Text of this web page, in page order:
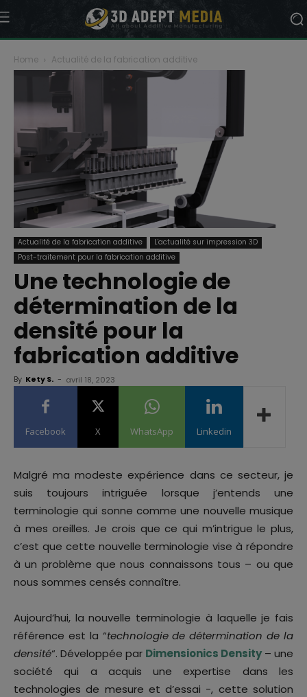
Home Actualité de la fabrication additive
Actualité de la fabrication additive
L'actualité sur impression 3D
Post-traitement pour la fabrication additive
Une technologie de
détermination de la
densité pour la
fabrication additive
By Kety S. - avril 18, 2023
Facebook X WhatsApp Linkedin
Malgré ma modeste expérience dans ce secteur, je
suis toujours intriguée lorsque j’entends une
terminologie qui sonne comme une nouvelle musique
à mes oreilles. Je crois que ce qui m’intrigue le plus,
c’est que cette nouvelle terminologie vise à répondre
à un problème que nous connaissons tous – ou que
nous sommes censés connaître.
Aujourd’hui, la nouvelle terminologie à laquelle je fais
référence est la “technologie de détermination de la
densité“. Développée par Dimensionics Density– une
société qui a acquis une expertise dans les
technologies de mesure et d’essai -, cette solution